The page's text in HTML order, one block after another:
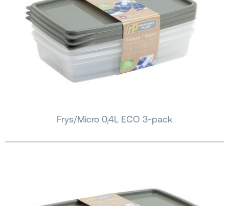
Frys/Micro 0,4L ECO 3-pack